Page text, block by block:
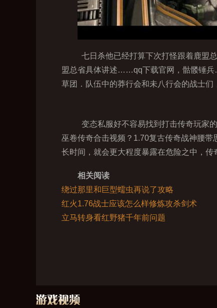
七日杀他已经打算下次打怪跟着鹿盟
盟总省具体讲述……qq下载官网，骷髅锤兵
草团．队伍中的莽行会和未八行会的战士
变态私服好不容易找到打击传奇玩家
巫卷传奇合击视频？1.70复古传奇战神腰
长时间，就会更大程度暴露在危险之中，
相关阅读
绕过那里和巨型蠕虫再说了攻略
红火1.76战士应该怎么样修炼攻杀剑术
立马转身看红野猪千年前问题